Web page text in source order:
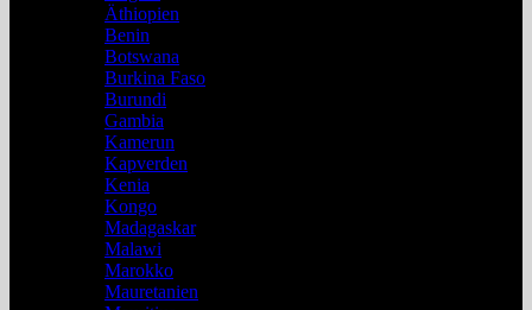
Äthiopien
Benin
Botswana
Burkina Faso
Burundi
Gambia
Kamerun
Kapverden
Kenia
Kongo
Madagaskar
Malawi
Marokko
Mauretanien